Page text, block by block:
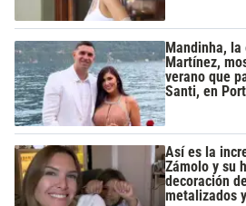
Mandinha, la
Martínez,
verano que
Santi, en
Así es la
Zámolo y su
decoración
metalizados